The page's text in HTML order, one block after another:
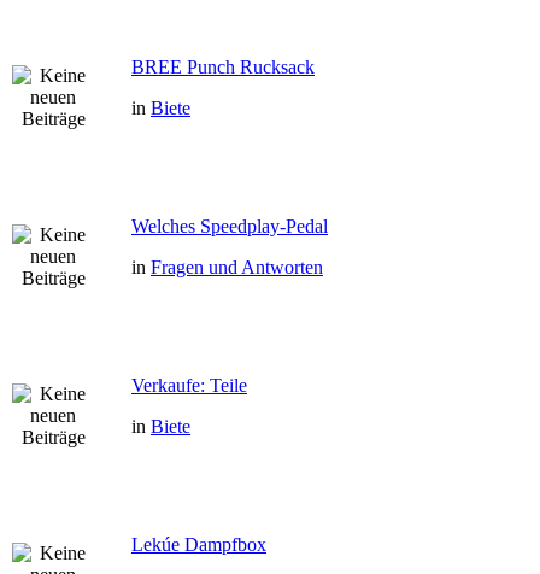
BREE Punch Rucksack
in Biete
Welches Speedplay-Pedal
in Fragen und Antworten
Verkaufe: Teile
in Biete
Lekúe Dampfbox